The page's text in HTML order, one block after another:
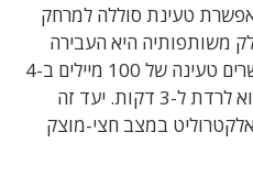
טעינת סוללה למרחק
5 דקות, ולחלק משותפותיה היא העבירה
דוגמיות של תאי סוללה המאפשרים טעינה של 100 מיילים ב-4
דקות. היעד הבא של החברה הוא לרדת ל-3 דקות. יעד זה
במצב חצי-מוצק